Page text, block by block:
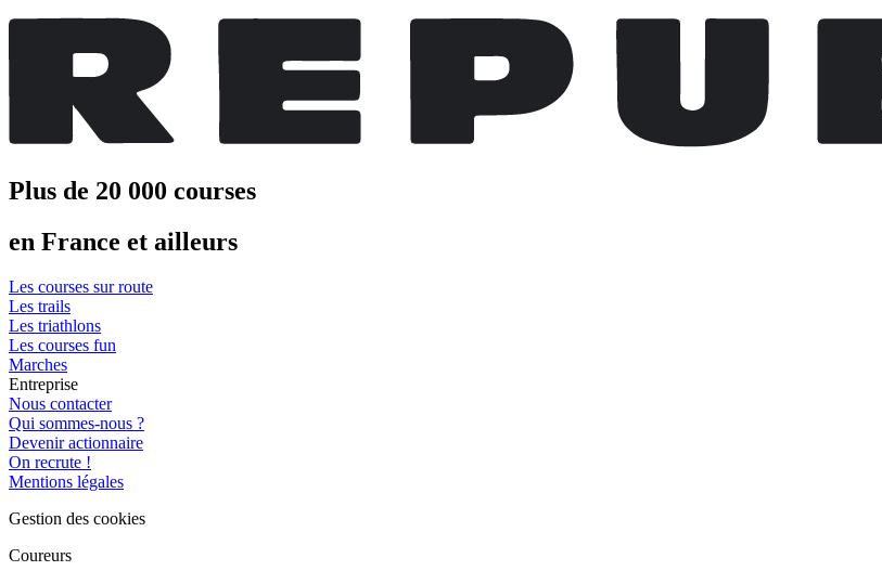
Plus de 20 000 courses
en France et ailleurs
Les courses sur route
Les trails
Les triathlons
Les courses fun
Marches
Entreprise
Nous contacter
Qui sommes-nous ?
Devenir actionnaire
On recrute !
Mentions légales
Gestion des cookies
Coureurs